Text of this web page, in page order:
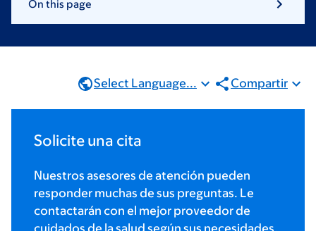
On this page
Select Language... Compartir
Solicite una cita
Nuestros asesores de atención pueden
responder muchas de sus preguntas. Le
contactarán con el mejor proveedor de